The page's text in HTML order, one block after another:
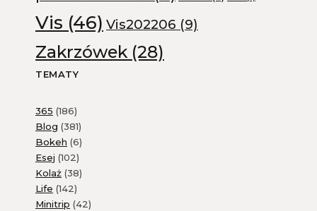
Vis (46) Vis202206 (9)
Zakrzówek(28)
TEMATY
365 (186)
Blog (381)
Bokeh (6)
Esej (102)
Kolaż (38)
Life (142)
Minitrip (42)